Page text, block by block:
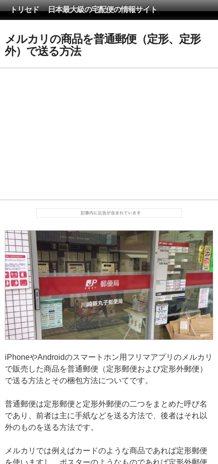
トリセド 日本最大級の宅配便の情報サイト
メルカリの商品を普通郵便（定形、定形
外）で送る方法
iPhoneやAndroidのスマートホン用フリマアプリのメルカリ
で販売した商品を普通郵便（定形郵便および定形外郵便）
で送る方法とその梱包方法についてです。
普通郵便は定形郵便と定形外郵便の二つをまとめた呼び名
であり、前者は主に手紙などを送る方法で、後者はそれ以
外のものを送る方法です。
メルカリでは例えばカードのような商品であれば定形郵便
を使いますし、ポスターのようなものであれば定形外郵便